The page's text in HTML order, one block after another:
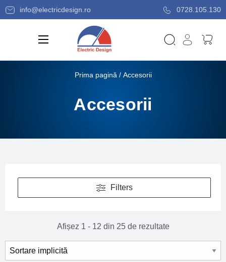
info@electricdesign.ro 0728.105.130
Prima pagină / Accesorii
Accesorii
Filters
Afișez 1 - 12 din 25 de rezultate